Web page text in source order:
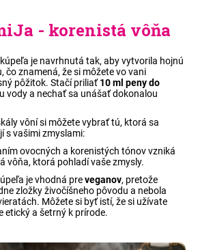
- korenistá vôňa
je navrhnutá tak, aby vytvorila hojnú
čo znamená, že si môžete vo vani
pôžitok. Stačí priliať10 ml peny do
vody a nechať sa unášať dokonalou
vôní si môžete vybrať tú, ktorá sa
s vašimi zmyslami:
ovocných a korenistých tónov vzniká
vôňa, ktorá pohladí vaše zmysly.
je vhodná preveganov, pretože
zložky živočíšneho pôvodu a nebola
Môžete si byť istí, že si užívate
etický a šetrný k prírode.